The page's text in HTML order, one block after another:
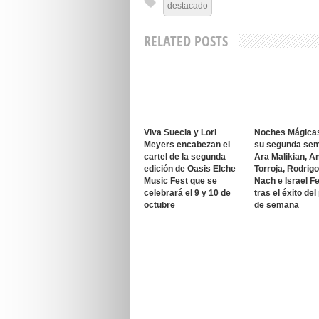
destacado
RELATED POSTS
Viva Suecia y Lori
Meyers encabezan el
cartel de la segunda
edición de Oasis Elche
Music Fest que se
celebrará el 9 y 10 de
octubre
Noches
su segunda
Ara Malikian,
Torroja,
Nach e Israel
tras el éxito del
de semana